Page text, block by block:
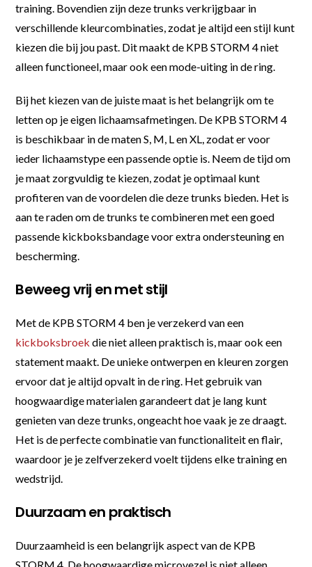
training. Bovendien zijn deze trunks verkrijgbaar in
verschillende kleurcombinaties, zodat je altijd een stijl kunt
kiezen die bij jou past. Dit maakt de KPB STORM 4 niet
alleen functioneel, maar ook een mode-uiting in de ring.
Bij het kiezen van de juiste maat is het belangrijk om te
letten op je eigen lichaamsafmetingen. De KPB STORM 4
is beschikbaar in de maten S, M, L en XL, zodat er voor
ieder lichaamstype een passende optie is. Neem de tijd om
je maat zorgvuldig te kiezen, zodat je optimaal kunt
profiteren van de voordelen die deze trunks bieden. Het is
aan te raden om de trunks te combineren met een goed
passende kickboksbandage voor extra ondersteuning en
bescherming.
Beweeg vrij en met stijl
Met de KPB STORM 4 ben je verzekerd van een
kickboksbroek die niet alleen praktisch is, maar ook een
statement maakt. De unieke ontwerpen en kleuren zorgen
ervoor dat je altijd opvalt in de ring. Het gebruik van
hoogwaardige materialen garandeert dat je lang kunt
genieten van deze trunks, ongeacht hoe vaak je ze draagt.
Het is de perfecte combinatie van functionaliteit en flair,
waardoor je je zelfverzekerd voelt tijdens elke training en
wedstrijd.
Duurzaam en praktisch
Duurzaamheid is een belangrijk aspect van de KPB